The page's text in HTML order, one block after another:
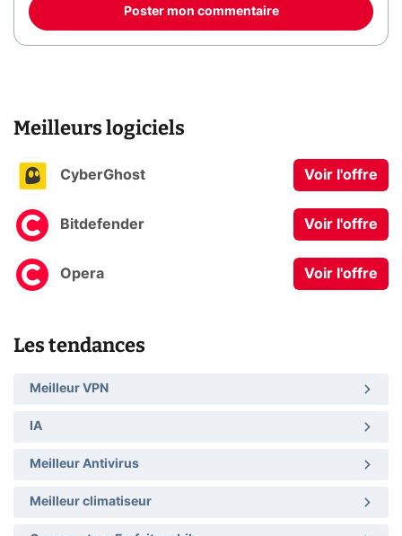
Poster mon commentaire
Meilleurs logiciels
CyberGhost Voir l'offre
Bitdefender Voir l'offre
Opera Voir l'offre
Les tendances
Meilleur VPN
IA
Meilleur Antivirus
Meilleur climatiseur